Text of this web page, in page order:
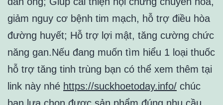
giảm nguy cơ bệnh tim mạch, hỗ trợ điều hòa
đường huyết; Hỗ trợ lợi mật, tăng cường chức
năng gan.Nếu đang muốn tìm hiểu 1 loại thuốc
hỗ trợ tăng tinh trùng bạn có thể xem thêm tại
link này nhé https://suckhoetoday.info/ chúc